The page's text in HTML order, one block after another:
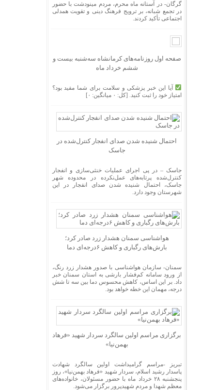
گرگان- در آستانه ماه محرم، مردم مینودشت با حضور
در تجمع شبانه، بر ترویج فرهنگ دینی و تقویت همدلی
اجتماعی تأکید کردند.
صفحه اول روزنامه‌های کرمانشاه سه‌شنبه بیست و
ششم خرداد ماه
آیا این خبر پزشکی و سلامت برای شما مفید بود؟
امتیاز خود را ثبت کنید. [کل: ۰ میانگین: ۰]
احتمال شنیده شدن صدای انفجار کنترل‌شده در
جاسک
جاسک – در پی اجرای عملیات خنثی‌سازی و انفجار
کنترل‌شده پرتابه‌های عمل‌نکرده در محدوده شهر
جاسک، احتمال شنیده شدن صدای انفجار در این
شهرستان وجود دارد.
هواشناسی سمنان هشدار زرد صادر کرد؛
بارش‌های رگباری و کاهش ۶درجه‌ای دما
سمنان- سازمان هواشناسی با صدور هشدار زرد رنگ،
از ورود سامانه کم‌فشار بارشی به استان سمنان خبر
داد. بر این اساس، کاهش محسوس دما بین سه تا شش
درجه، مهمان این خطه خواهد بود.
برگزاری مراسم اولین سالگرد سردار شهید «فرهاد
بهمن‌نیا»
تبریز -مراسم گرامیداشت اولین سالگرد شهادت
پاسدار رشید اسلام، سردار شهید «فرهاد بهمن‌نیا»، روز
پنجشنبه ۲۸ خرداد ماه با حضور مسئولان، خانواده‌های
معظم شهدا و مردم شهیدپرور برگزار می‌شود.